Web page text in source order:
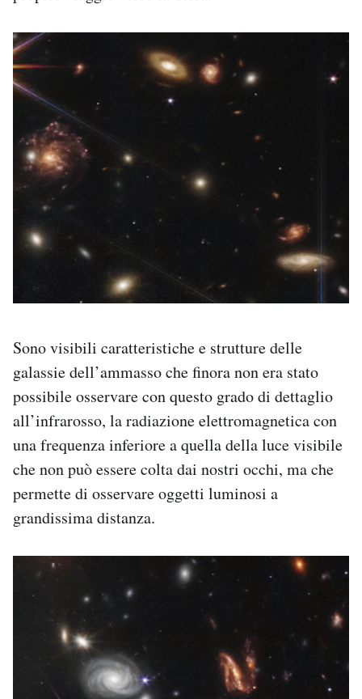
Sono visibili caratteristiche e strutture delle
galassie dell’ammasso che finora non era stato
possibile osservare con questo grado di dettaglio
all’infrarosso, la radiazione elettromagnetica con
una frequenza inferiore a quella della luce visibile
che non può essere colta dai nostri occhi, ma che
permette di osservare oggetti luminosi a
grandissima distanza.